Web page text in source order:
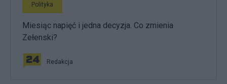
Polityka
Miesiąc napięć i jedna decyzja. Co zmienia
Zełenski?
Redakcja